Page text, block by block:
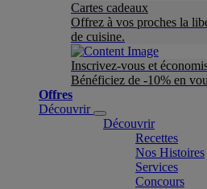
Cartes cadeaux
Offrez à vos proches la
de cuisine.
Inscrivez-vous et
Bénéficiez de -10% en
Offres
Découvrir
Découvrir
Recettes
Nos Histoires
Services
Concours